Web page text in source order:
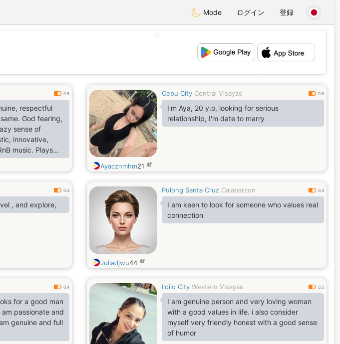
Mode ログイン 登録
💕
0.5
respectful
God fearing,
sense of
innovative,
music. Plays
calm/chilled.
for simply
Cebu City Central Visayas 0.5
I'm Aya, 20 y.o, looking for serious
relationship, I'm date to marry
Ayacznmhm21 歳
0.3
, and explore,
Pulong Santa Cruz Calabarzon 0.4
I am keen to look for someone who values real
connection
Juliadjwu44 歳
0.4
for a good man
passionate and
genuine and full
Iloilo City Western Visayas 0.5
I am genuine person and very loving woman
with a good values in life. i also consider
myself very friendly honest with a good sense
of humor